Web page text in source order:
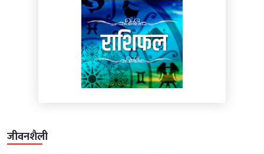
जीवनशैली